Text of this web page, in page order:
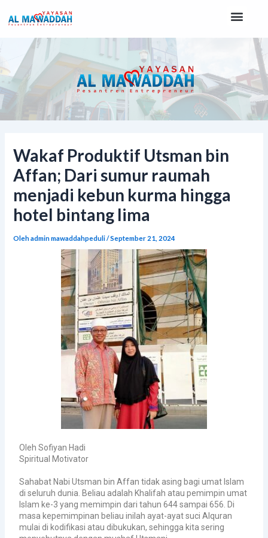
konten
Wakaf Produktif Utsman bin
Affan; Dari sumur raumah
menjadi kebun kurma hingga
hotel bintang lima
Olehadmin mawaddahpeduli/September 21, 2024
Oleh Sofiyan Hadi
Spiritual Motivator
Sahabat Nabi Utsman bin Affan tidak asing bagi umat Islam
di seluruh dunia. Beliau adalah Khalifah atau pemimpin umat
Islam ke-3 yang memimpin dari tahun 644 sampai 656. Di
masa kepemimpinan beliau inilah ayat-ayat suci Alquran
mulai di kodifikasi atau dibukukan, sehingga kita sering
navigation